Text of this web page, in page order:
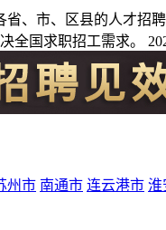
省、市、区县的人才
全国求职招工需求。
州市 南通市 连云港市 淮